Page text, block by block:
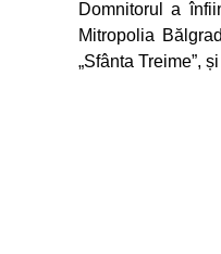
Domnitorul a
Mitropolia
„Sfânta Treime”,